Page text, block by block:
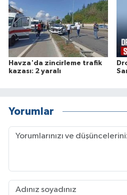
Havza'da zincirleme trafik
kazası: 2 yaralı
Yorumlar